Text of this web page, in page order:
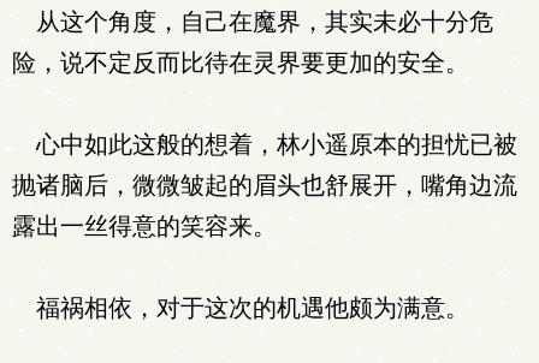
从这个角度，自己在魔界，其实未必十分危
险，说不定反而比待在灵界要更加的安全。
心中如此这般的想着，林小遥原本的担忧已被
抛诸脑后，微微皱起的眉头也舒展开，嘴角边流
露出一丝得意的笑容来。
福祸相依，对于这次的机遇他颇为满意。